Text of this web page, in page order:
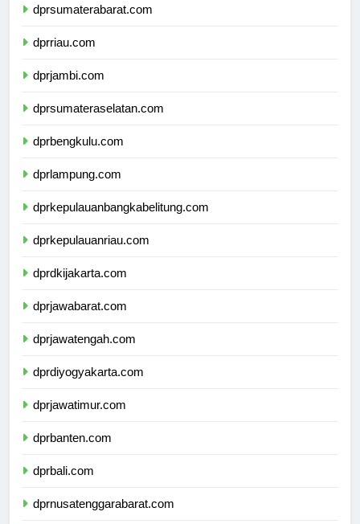
dprsumaterabarat.com
dprriau.com
dprjambi.com
dprsumateraselatan.com
dprbengkulu.com
dprlampung.com
dprkepulauanbangkabelitung.com
dprkepulauanriau.com
dprdkijakarta.com
dprjawabarat.com
dprjawatengah.com
dprdiyogyakarta.com
dprjawatimur.com
dprbanten.com
dprbali.com
dprnusatenggarabarat.com